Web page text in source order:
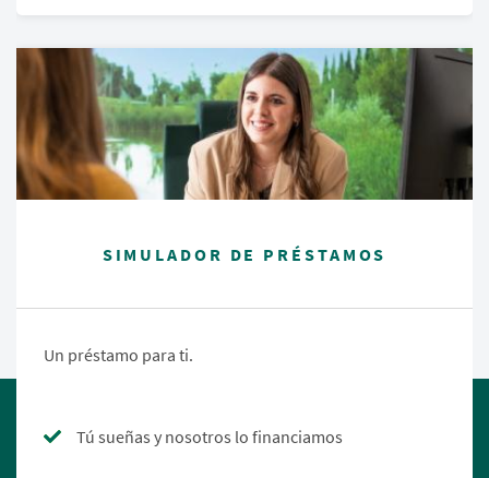
SIMULADOR DE PRÉSTAMOS
Un préstamo para ti.
Tú sueñas y nosotros lo financiamos